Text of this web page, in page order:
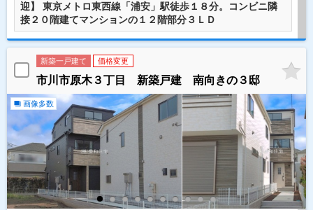
迎】 東京メトロ東西線「浦安」駅徒歩１８分。コンビニ隣
接２０階建てマンションの１２階部分３ＬＤ
新築一戸建て 価格変更
市川市原木３丁目 新築戸建 南向きの３邸
画像多数